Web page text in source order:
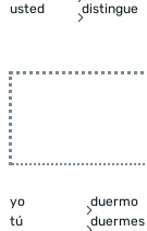
usted
distingue
yo duermo
tú
duermes